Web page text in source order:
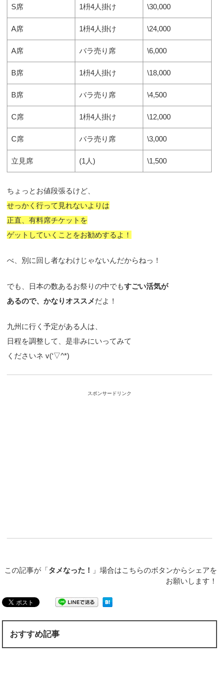
S席 1枡4人掛け \30,000
A席 1枡4人掛け \24,000
A席 バラ売り席 \6,000
B席 1枡4人掛け \18,000
B席 バラ売り席 \4,500
C席 1枡4人掛け \12,000
C席 バラ売り席 \3,000
立見席 (1人) \1,500
ちょっとお値段張るけど、
せっかく行って見れないよりは
正直、有料席チケットを
ゲットしていくことをお勧めするよ！
べ、別に回し者なわけじゃないんだからねっ！
でも、日本の数あるお祭りの中でもすごい活気が
あるので、かなりオススメだよ！
九州に行く予定がある人は、
日程を調整して、是非みにいってみて
くださいネ v(‘▽^*)
スポンサードリンク
この記事が「タメなった！
」場合はこちらのボタンからシェアを
お願いします！
おすすめ記事